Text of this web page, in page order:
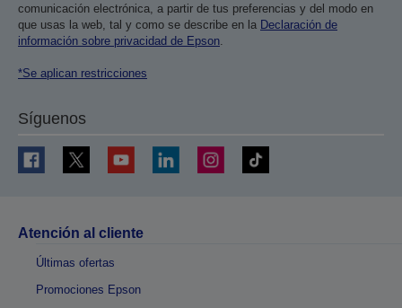
comunicación electrónica, a partir de tus preferencias y del modo en
que usas la web, tal y como se describe en la Declaración de
información sobre privacidad de Epson.
*Se aplican restricciones
Síguenos
Atención al cliente
Últimas ofertas
Promociones Epson